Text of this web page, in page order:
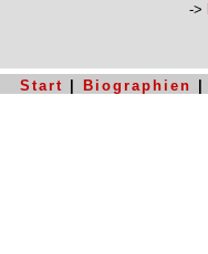
->
Start Biographien